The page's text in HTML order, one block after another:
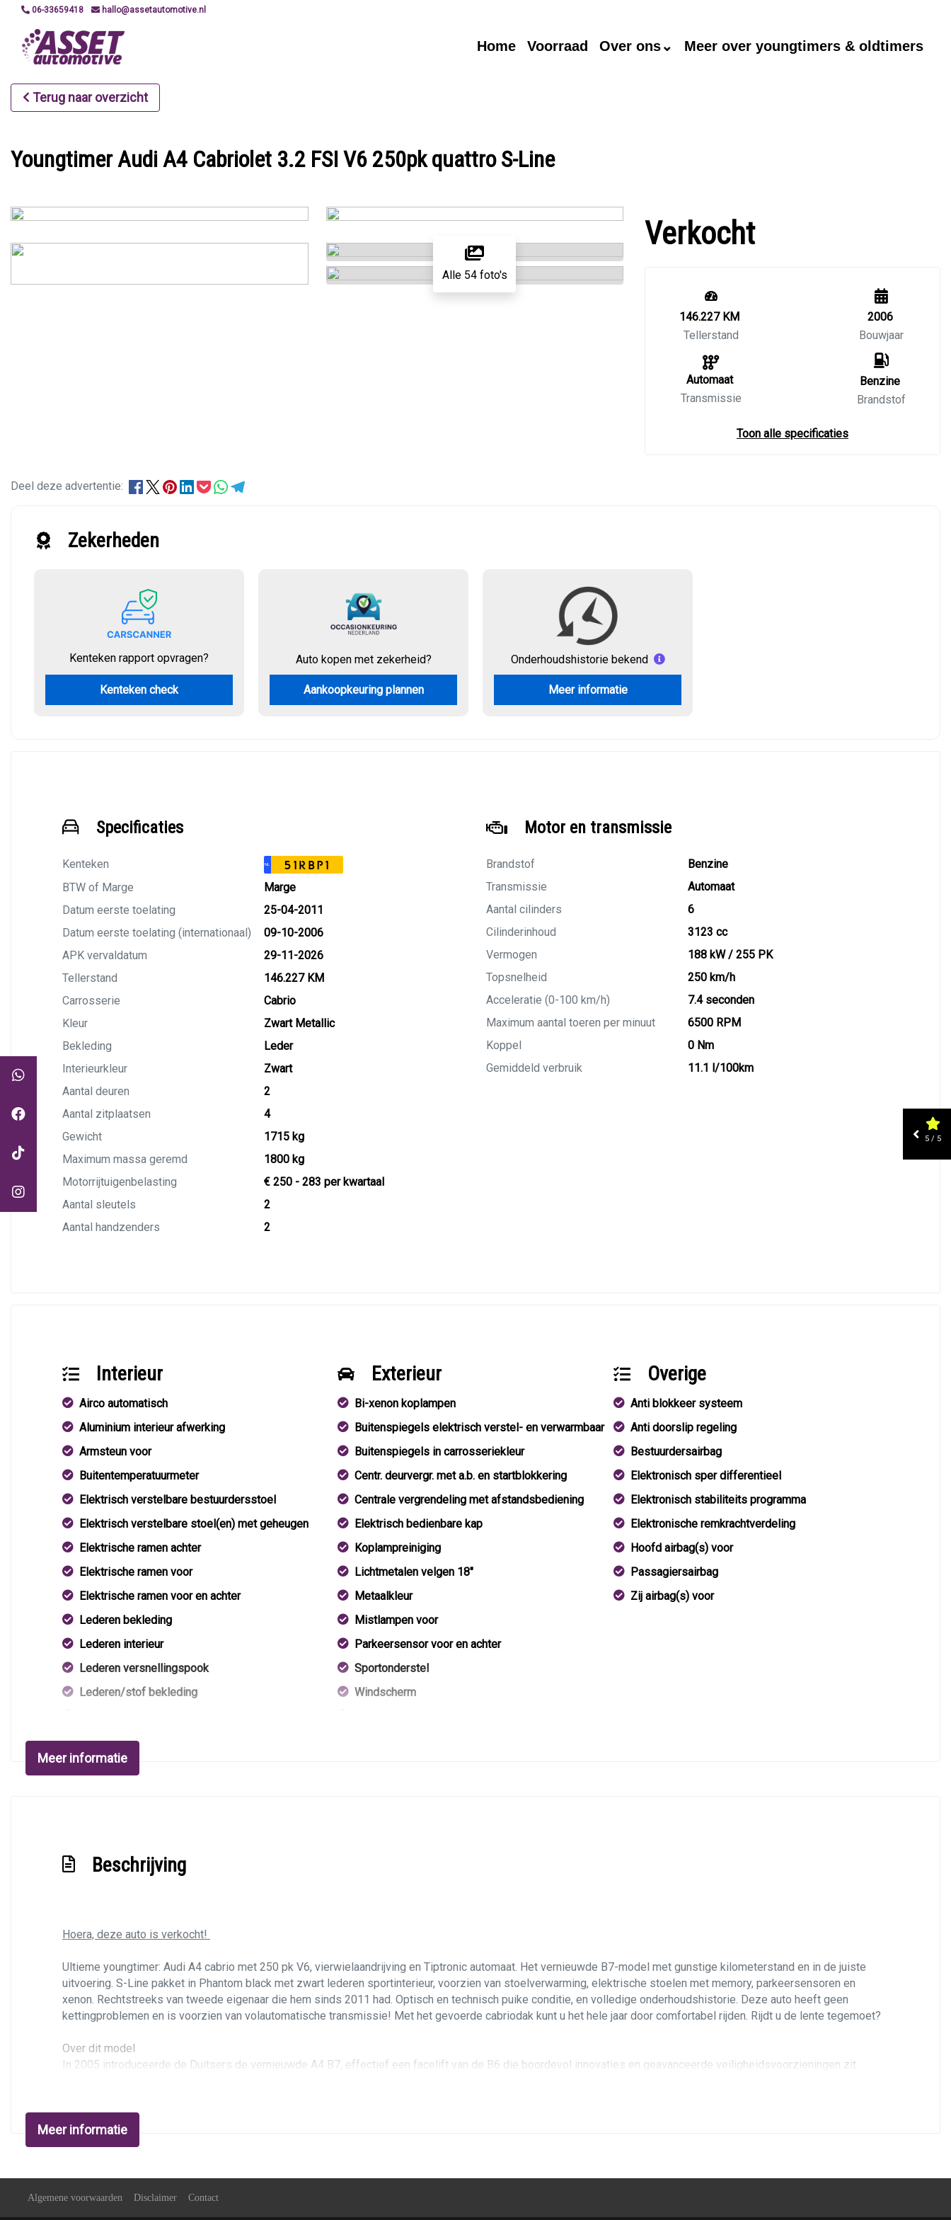
06-33659418 hallo@assetautomotive.nl
Home Voorraad Over ons⌄ Meer over youngtimers & oldtimers
Terug naar overzicht
Youngtimer Audi A4 Cabriolet 3.2 FSI V6 250pk quattro S-Line
Alle 54 foto's
Verkocht
146.227 KM
Tellerstand
Automaat
Transmissie
2006
Bouwjaar
Benzine
Brandstof
Toon alle specificaties
Deel deze advertentie:
Zekerheden
Kenteken rapport opvragen?
Kenteken check
Auto kopen met zekerheid?
Aankoopkeuring plannen
Onderhoudshistorie bekend
Meer informatie
Specificaties
Kenteken NL 51RBP1
BTW of Marge
Marge
Datum eerste toelating
25-04-2011
Datum eerste toelating (internationaal)
09-10-2006
APK vervaldatum
29-11-2026
Tellerstand
146.227 KM
Carrosserie
Cabrio
Kleur
Zwart Metallic
Bekleding
Leder
Interieurkleur
Zwart
Aantal deuren
2
Aantal zitplaatsen
4
Gewicht
1715 kg
Maximum massa geremd
1800 kg
Motorrijtuigenbelasting
€ 250 - 283 per kwartaal
Aantal sleutels
2
Aantal handzenders
2
Motor en transmissie
Brandstof
Benzine
Transmissie
Automaat
Aantal cilinders
6
Cilinderinhoud
3123 cc
Vermogen
188 kW / 255 PK
Topsnelheid
250 km/h
Acceleratie (0-100 km/h)
7.4 seconden
Maximum aantal toeren per minuut
6500 RPM
Koppel
0 Nm
Gemiddeld verbruik
11.1 l/100km
Interieur
Airco automatisch
Aluminium interieur afwerking
Armsteun voor
Buitentemperatuurmeter
Elektrisch verstelbare bestuurdersstoel
Elektrisch verstelbare stoel(en) met geheugen
Elektrische ramen achter
Elektrische ramen voor
Elektrische ramen voor en achter
Lederen bekleding
Lederen interieur
Lederen versnellingspook
Lederen/stof bekleding
Middenarmsteun voor
Sportstoelen
Stuurbekrachtiging snelheidsafhankelijk
Exterieur
Bi-xenon koplampen
Buitenspiegels elektrisch verstel- en verwarmbaar
Buitenspiegels in carrosseriekleur
Centr. deurvergr. met a.b. en startblokkering
Centrale vergrendeling met afstandsbediening
Elektrisch bedienbare kap
Koplampreiniging
Lichtmetalen velgen 18"
Metaalkleur
Mistlampen voor
Parkeersensor voor en achter
Sportonderstel
Windscherm
Overige
Anti blokkeer systeem
Anti doorslip regeling
Bestuurdersairbag
Elektronisch sper differentieel
Elektronisch stabiliteits programma
Elektronische remkrachtverdeling
Hoofd airbag(s) voor
Passagiersairbag
Zij airbag(s) voor
Meer informatie
Beschrijving
Hoera, deze auto is verkocht!
Ultieme youngtimer: Audi A4 cabrio met 250 pk V6, vierwielaandrijving en Tiptronic automaat. Het vernieuwde B7-model met gunstige kilometerstand en in de juiste
uitvoering. S-Line pakket in Phantom black met zwart lederen sportinterieur, voorzien van stoelverwarming, elektrische stoelen met memory, parkeersensoren en
xenon. Rechtstreeks van tweede eigenaar die hem sinds 2011 had. Optisch en technisch puike conditie, en volledige onderhoudshistorie. Deze auto heeft geen
kettingproblemen en is voorzien van volautomatische transmissie! Met het gevoerde cabriodak kunt u het hele jaar door comfortabel rijden. Rijdt u de lente tegemoet?
Over dit model
In 2005 introduceerde de Duitsers de vernieuwde A4 B7, effectief een facelift van de B6 die boordevol innovaties en geavanceerde veiligheidsvoorzieningen zit.
in 2011, en ermee gereden tot 2022.
Zeer geschikt voor dagelijks gebruik! De isolatie bij hoge snelheden en in de winter is uitstekend middels de gevoerde stoffen cabriokap - een bekende van ons reed
tijdens lange ritten, en veel ondersteuning in bochten. Rijdt u met open dak en wordt het wat frisser buiten, dan houden de inzittenden het prima uit dankzij de
stoelverwarming en gescheiden klimaatregeling.
Meer informatie
Algemene voorwaarden Disclaimer Contact
5 / 5